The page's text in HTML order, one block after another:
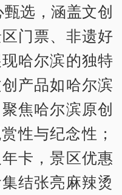
选，涵盖文创
门票、非遗好
哈尔滨的独特
产品如哈尔滨
焦哈尔滨原创
性与纪念性；
卡，景区优惠
结张亮麻辣烫